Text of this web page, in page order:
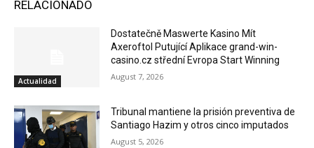
RELACIONADO
Actualidad
Dostatečně Maswerte Kasino Mít
Axeroftol Putující Aplikace grand-win-
casino.cz střední Evropa Start Winning
August 7, 2026
Tribunal mantiene la prisión preventiva de
Santiago Hazim y otros cinco imputados
August 5, 2026